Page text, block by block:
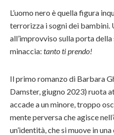
L’uomo nero è quella figura
terrorizza i sogni dei bambini.
all’improvviso sulla porta
minaccia: tanto ti prendo!
Il primo romanzo di Barbara
Damster, giugno 2023) ruota
accade a un minore, troppo
mente perversa che agisce
un’identità, che si muove in